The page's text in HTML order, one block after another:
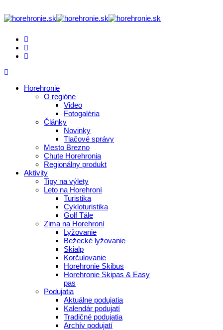
Horehronie
O regióne
Video
Fotogaléria
Články
Novinky
Tlačové správy
Mesto Brezno
Chute Horehronia
Regionálny produkt
Aktivity
Tipy na výlety
Leto na Horehroní
Turistika
Cykloturistika
Golf Tále
Zima na Horehroní
Lyžovanie
Bežecké lyžovanie
Skialp
Korčulovanie
Horehronie Skibus
Horehronie Skipas & Easy
pas
Podujatia
Aktuálne podujatia
Kalendár podujatí
Tradičné podujatia
Archív podujatí